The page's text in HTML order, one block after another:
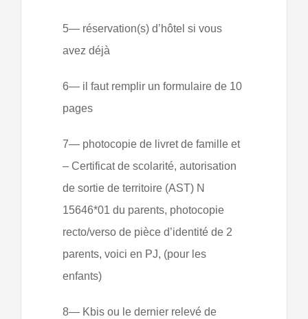
5— réservation(s) d’hôtel si vous
avez déjà
6— il faut remplir un formulaire de 10
pages
7— photocopie de livret de famille et
– Certificat de scolarité, autorisation
de sortie de territoire (AST) N
15646*01 du parents, photocopie
recto/verso de pièce d’identité de 2
parents, voici en PJ, (pour les
enfants)
8— Kbis ou le dernier relevé de